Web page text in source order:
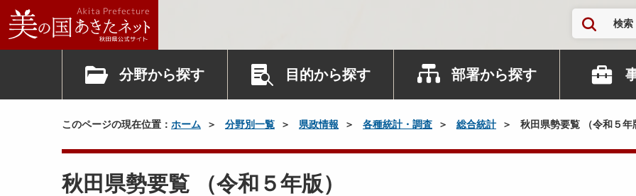
検索
分野から探す 目的から探す 部署から探す
このページの現在位置： ホーム 分野別一覧 県政情報 各種統計・調査 総合統計 秋田県勢要覧 （令和５年
秋田県勢要覧 （令和５年版）